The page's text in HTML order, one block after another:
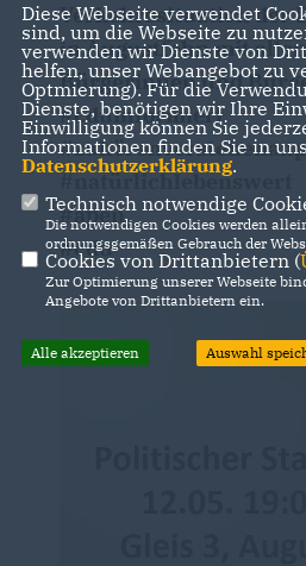
Verkehrssituation der
in Augustfehn mit
Bürgerinnen und
#cduinformiert
#natürlichlebenswert
#apen
#cdu
Diese Webseite verwendet
sind, um die Webseite zu
verwenden wir Dienste von
helfen, unser Webangebot zu
Optmierung). Für die
Dienste, benötigen wir Ihre
Einwilligung können Sie
Informationen finden Sie in
Datenschutzerklärung.
Technisch notwendige
Die notwendigen Cookies werden
ordnungsgemäßen Gebrauch der
Cookies von Drittanbietern (
Zur Optimierung unserer Webseite
Angebote von Drittanbietern ein.
Alle akzeptieren Auswahl